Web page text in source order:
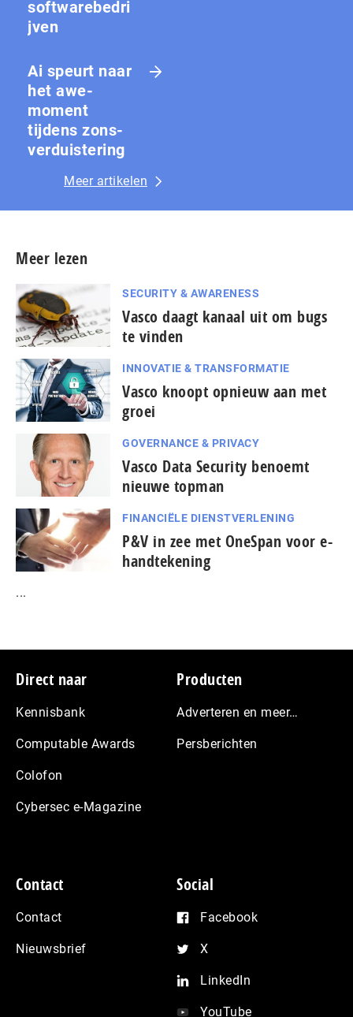
softwarebedri
jven
Ai speurt naar
het awe-
moment
tijdens zons­
ver­duis­te­ring
Meer artikelen
Meer lezen
SECURITY & AWARENESS
Vasco daagt kanaal uit om bugs
te vinden
INNOVATIE & TRANSFORMATIE
Vasco knoopt opnieuw aan met
groei
GOVERNANCE & PRIVACY
Vasco Data Security benoemt
nieuwe topman
FINANCIËLE DIENSTVERLENING
P&V in zee met OneSpan voor e-
handtekening
...
Footer
Direct naar
Kennisbank
Computable Awards
Colofon
Cybersec e-Magazine
Producten
Adverteren en meer…
Persberichten
Contact
Contact
Nieuwsbrief
Social
Facebook
X
LinkedIn
YouTube